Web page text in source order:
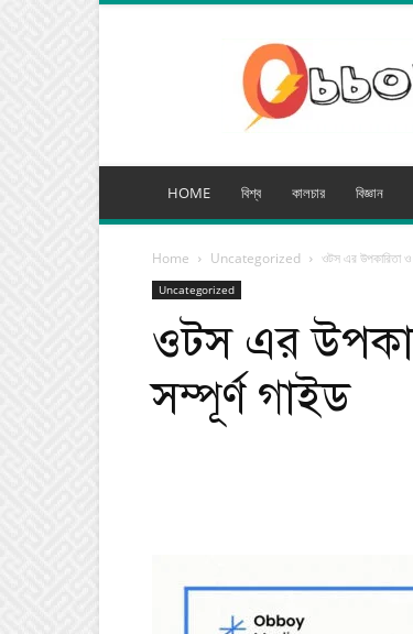
মিডিয়া
HOME বিশ্ব কালচার বিজ্ঞান
Home Uncategorized ওটস এর উপকারিতা
Uncategorized
ওটস এর
সম্পূর্ণ গাইড